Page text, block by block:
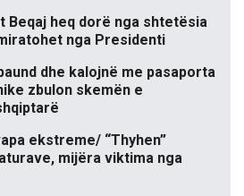
Beqaj heq dorë nga shtetësia
nga Presidenti
dhe kalojnë me pasaporta
zbulon skemën e
ekstreme/ “Thyhen”
mijëra viktima nga